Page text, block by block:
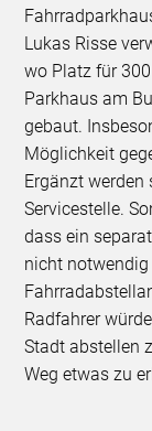
Lukas Risse
wo Platz für
Parkhaus am
gebaut.
Möglichkeit
Ergänzt
Servicestelle.
dass ein
nicht notwendig
Radfahrer
Stadt abstellen
Weg etwas zu